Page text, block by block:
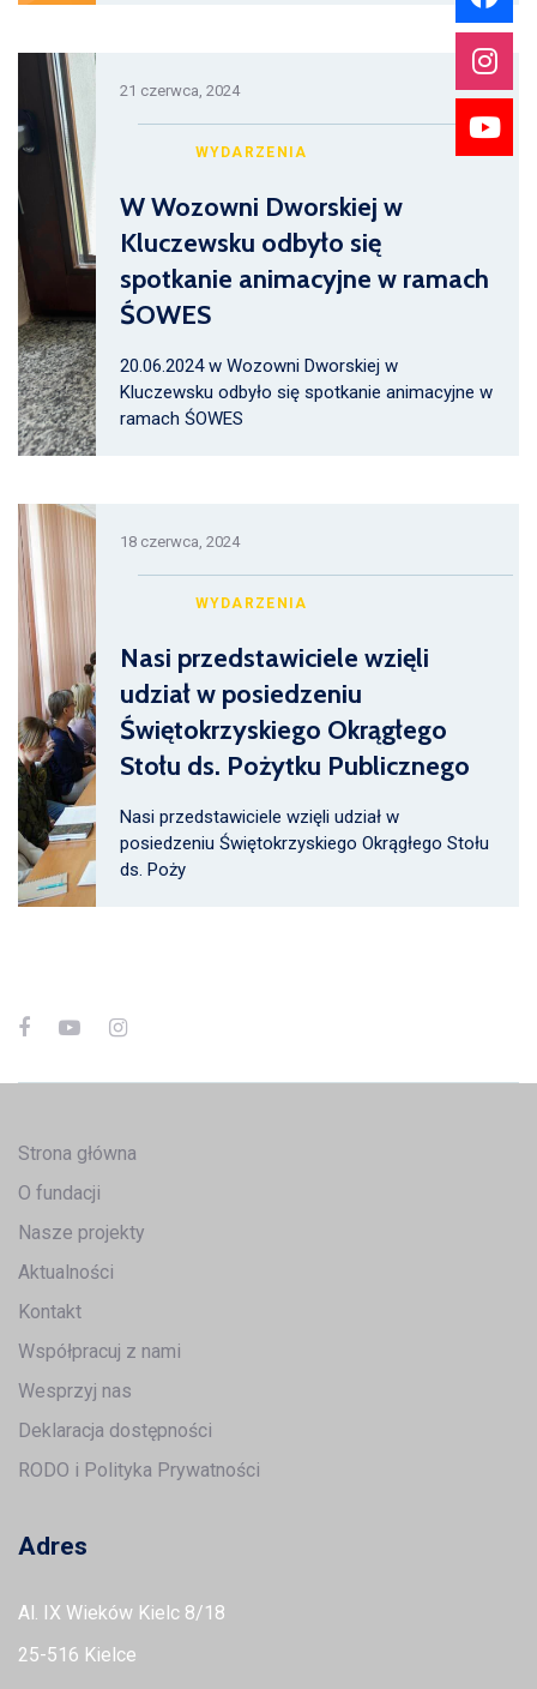
21 czerwca, 2024
WYDARZENIA
W Wozowni Dworskiej w
Kluczewsku odbyło się
spotkanie animacyjne w ramach
ŚOWES
20.06.2024 w Wozowni Dworskiej w
Kluczewsku odbyło się spotkanie animacyjne w
ramach ŚOWES
18 czerwca, 2024
WYDARZENIA
Nasi przedstawiciele wzięli
udział w posiedzeniu
Świętokrzyskiego Okrągłego
Stołu ds. Pożytku Publicznego
Nasi przedstawiciele wzięli udział w
posiedzeniu Świętokrzyskiego Okrągłego Stołu
ds. Poży
Strona główna
O fundacji
Nasze projekty
Aktualności
Kontakt
Współpracuj z nami
Wesprzyj nas
Deklaracja dostępności
RODO i Polityka Prywatności
Adres
Al. IX Wieków Kielc 8/18
25-516 Kielce